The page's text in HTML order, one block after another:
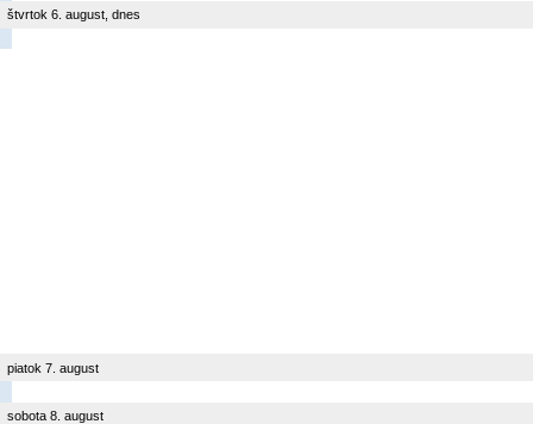
štvrtok 6. august, dnes
piatok 7. august
sobota 8. august